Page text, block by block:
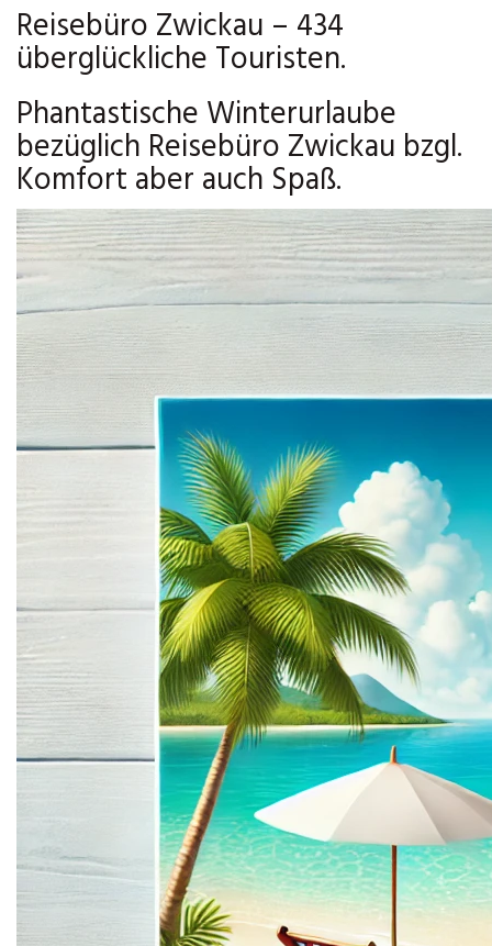
Reisebüro Zwickau – 434
überglückliche Touristen.
Phantastische Winterurlaube
bezüglich Reisebüro Zwickau bzgl.
Komfort aber auch Spaß.